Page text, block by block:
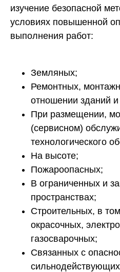
изучение безопасной
условиях повышенной
выполнения работ:
Земляных;
Ремонтных,
отношении зданий
При размещении,
(сервисном)
технологического
На высоте;
Пожароопасных;
В ограниченных и
пространствах;
Строительных, в
окрасочных,
газосварочных;
Связанных с